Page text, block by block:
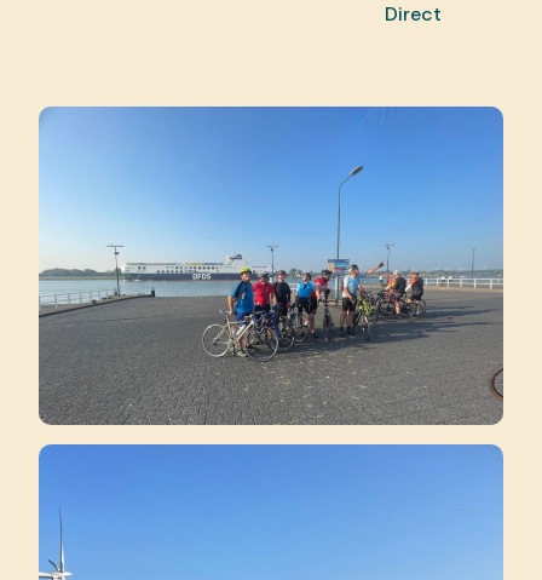
Direct